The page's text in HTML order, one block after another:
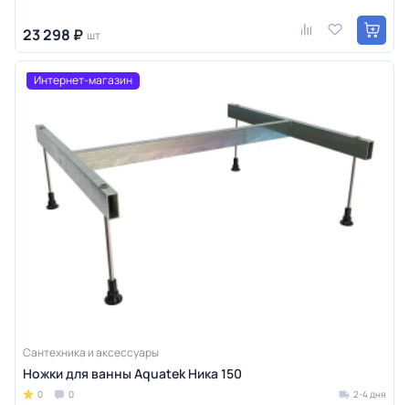
23 298 ₽ шт
Интернет-магазин
Сантехника и аксессуары
Ножки для ванны Aquatek Ника 150
0 0 2-4 дня